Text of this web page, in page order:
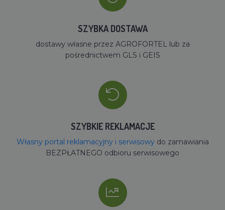
SZYBKA DOSTAWA
dostawy własne przez AGROFORTEL lub za
pośrednictwem GLS i GEIS
SZYBKIE REKLAMACJE
Własny portal reklamacyjny i serwisowydo zamawiania
BEZPŁATNEGO odbioru serwisowego